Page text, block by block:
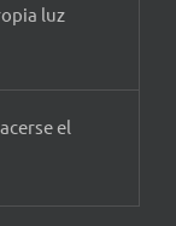
luz
el